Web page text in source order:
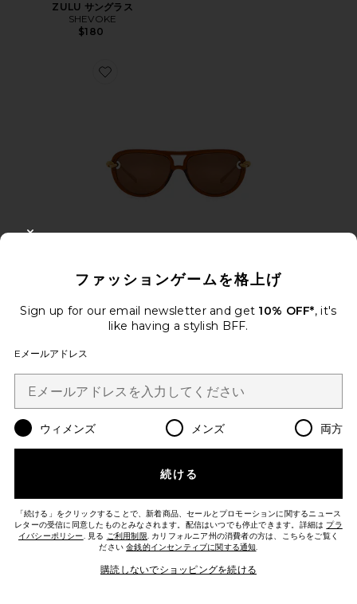
ZULU サングラス
SHEVOKE
$180
Favorite NEW KNOT サングラス
コレクション
NEW KNOT サングラス
$456
ファッションゲームを格上げ
Sign up for our email newsletter and get 10% OFF*, it's
like having a stylish BFF.
Eメールアドレス
ウィメンズ メンズ 両方
続ける
「続ける」をクリックすることで、新着商品、セールとプロモーションに関するニュース
レターの受信に同意したものとみなされます。配信はいつでも停止できます。詳細は プラ
イバシーポリシー. 見る ご利用制限. カリフォルニア州の消費者の方は、こちらをご覧く
ださい金銭的インセンティブに関する通知.
購読しないでショッピングを続ける